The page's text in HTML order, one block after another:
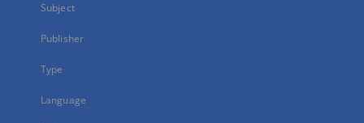
Subject
Publisher
Type
Language